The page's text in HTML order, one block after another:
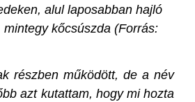
alul laposabban hajló
kőcsúszda (Forrás:
részben működött, de a név
azt kutattam, hogy mi hozta